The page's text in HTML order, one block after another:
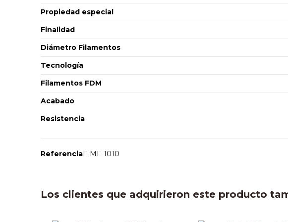
Propiedad especial
Finalidad
Diámetro Filamentos
Tecnología
Filamentos FDM
Acabado
Resistencia
ReferenciaF-MF-1010
Los clientes que adquirieron este producto